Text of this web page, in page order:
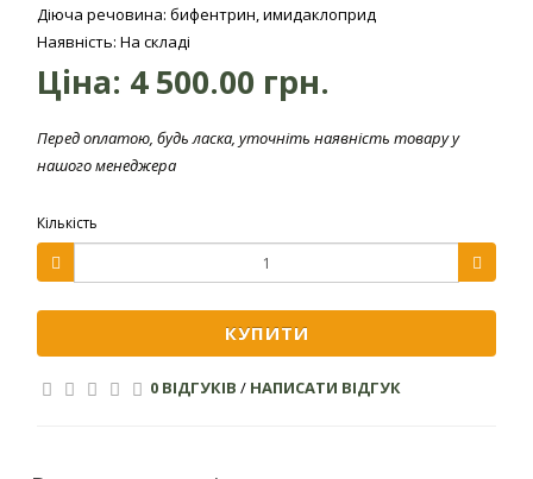
Форма
препарата
Концентрат суспензії
Діюча
речовина
Токсичність
Класифікація ВООЗ: 3 клас
Строки виходу
працівників на
Діюча речовина: бифентрин, имидаклоприд
Наявність: На складі
Ціна: 4 500.00 грн.
Перед оплатою, будь ласка, уточніть наявність товару у
нашого менеджера
Кількість
КУПИТИ
0 ВІДГУКІВ / НАПИСАТИ ВІДГУК